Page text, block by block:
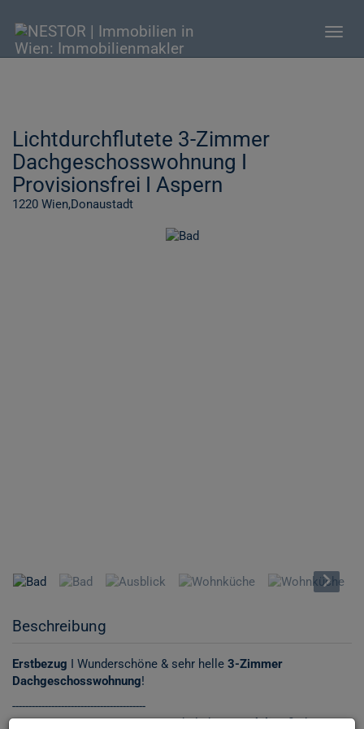
Lichtdurchflutete 3-Zimmer
Dachgeschosswohnung I
Provisionsfrei I Aspern
1220 Wien,Donaustadt
Beschreibung
Erstbezug I Wunderschöne & sehr helle 3-Zimmer
Dachgeschosswohnung!
-----------------------------------------
www.immonestor.at- Weitere ähnlicheImmobilienfinden Sie